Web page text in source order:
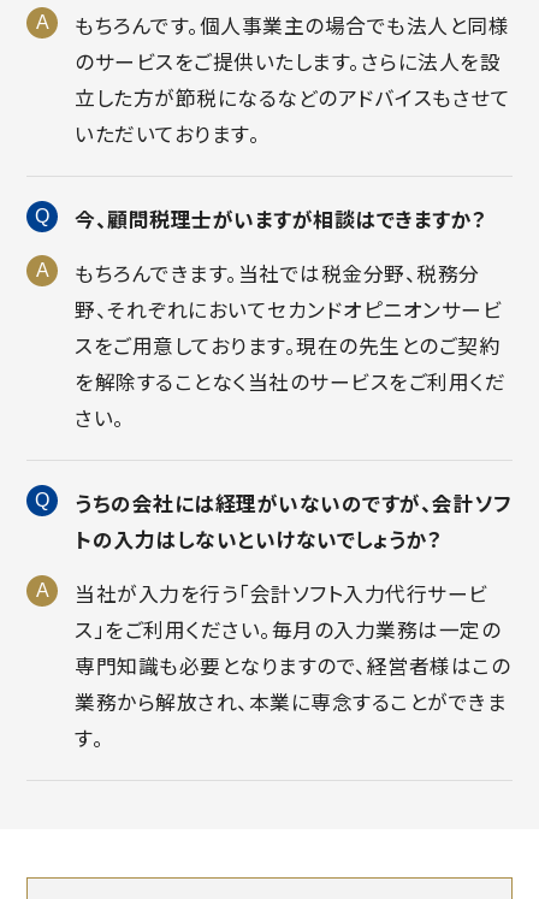
もちろんです。個人事業主の場合でも法人と同様
のサービスをご提供いたします。さらに法人を設
立した方が節税になるなどのアドバイスもさせて
いただいております。
今、顧問税理士がいますが相談はできますか？
もちろんできます。当社では税金分野、税務分
野、それぞれにおいてセカンドオピニオンサービ
スをご用意しております。現在の先生とのご契約
を解除することなく当社のサービスをご利用くだ
さい。
うちの会社には経理がいないのですが、会計ソフ
トの入力はしないといけないでしょうか？
当社が入力を行う「会計ソフト入力代行サービ
ス」をご利用ください。毎月の入力業務は一定の
専門知識も必要となりますので、経営者様はこの
業務から解放され、本業に専念することができま
す。